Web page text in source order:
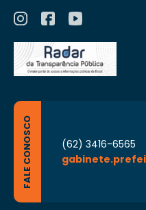
FALE CONOSCO
(62) 3416-6565